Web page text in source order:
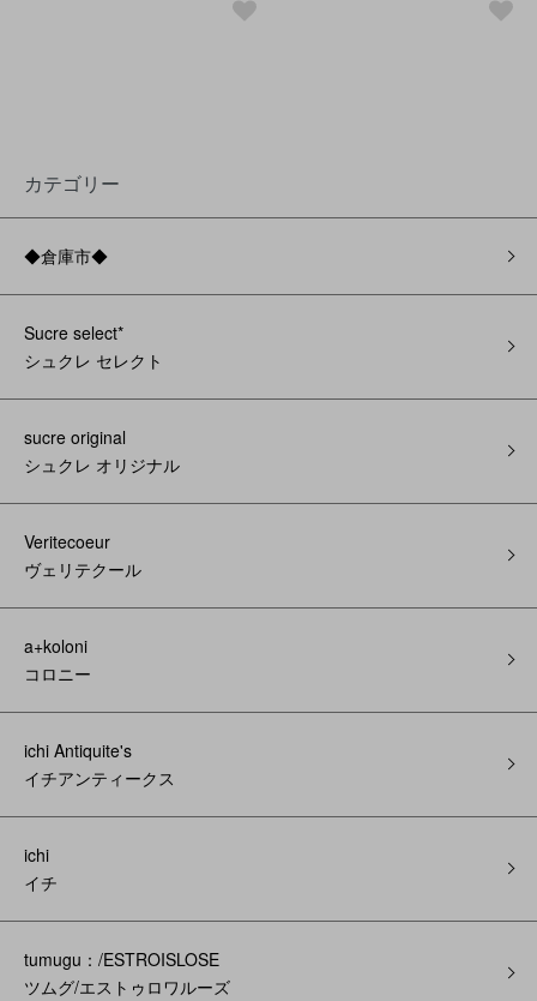
カテゴリー
◆倉庫市◆
Sucre select*
シュクレ セレクト
sucre original
シュクレ オリジナル
Veritecoeur
ヴェリテクール
a+koloni
コロニー
ichi Antiquite's
イチアンティークス
ichi
イチ
tumugu：/ESTROISLOSE
ツムグ/エストゥロワルーズ